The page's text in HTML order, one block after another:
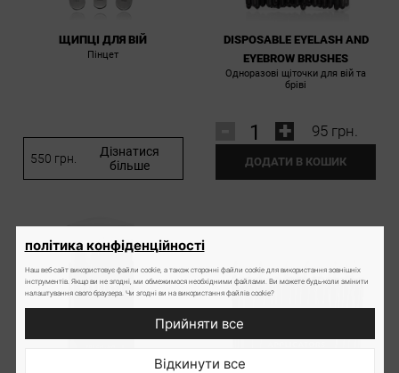
ЩИПЦІ ДЛЯ ВІЙ
Пінцет
550 грн.
Дізнатися
більше
DISPOSABLE EYELASH AND
EYEBROW BRUSHES
Одноразові щіточки для вій та
брівi
95 грн.
+
ДОДАТИ В КОШИК
політика конфіденційності
Наш веб-сайт використовує файли cookie, а також сторонні файли cookie для використання зовнішніх
інструментів. Якщо ви не згодні, ми обмежимося необхідними файлами. Ви можете будь-коли змінити
налаштування свого браузера. Чи згодні ви на використання файлів cookie?
Прийняти все
Відкинути все